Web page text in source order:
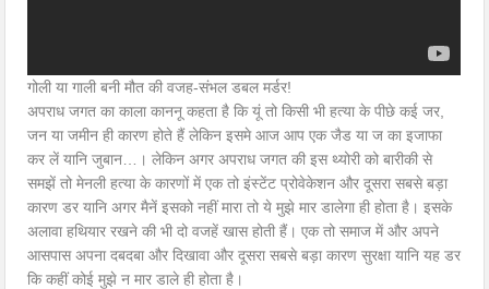
गोली या गाली बनी मौत की वजह-संभल डबल मर्डर!
अपराध जगत का काला काननू कहता है कि यूं तो किसी भी हत्या के पीछे कई जर,
जन या जमीन ही कारण होते हैं लेकिन इसमे आज आप एक जैड या ज का इजाफा
कर लें यानि जुबान…। लेकिन अगर अपराध जगत की इस थ्योरी को बारीकी से
समझें तो मेनली हत्या के कारणों में एक तो इंस्टेंट प्रोवेकेशन और दूसरा सबसे बड़ा
कारण डर यानि अगर मैनें इसको नहीं मारा तो ये मुझे मार डालेगा ही होता है। इसके
अलावा हथियार रखने की भी दो वजहें खास होती हैं। एक तो समाज में और अपने
आसपास अपना दबदबा और दिखावा और दूसरा सबसे बड़ा कारण सुरक्षा यानि यह डर
कि कहीं कोई मुझे न मार डाले ही होता है।